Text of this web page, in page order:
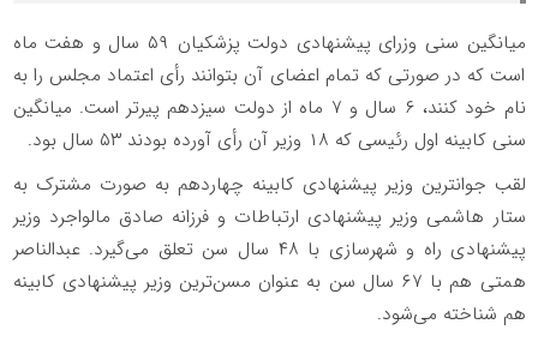
میانگین سنی وزرای پیشنهادی دولت پزشکیان ۵۹ سال و هفت ماه
است که در صورتی که تمام اعضای آن بتوانند رأی اعتماد مجلس را به
نام خود کنند، ۶ سال و ۷ ماه از دولت سیزدهم پیرتر است. میانگین
سنی کابینه اول رئیسی که ۱۸ وزیر آن رأی آورده بودند ۵۳ سال بود.
لقب جوانترین وزیر پیشنهادی کابینه چهاردهم به صورت مشترک به
ستار هاشمی وزیر پیشنهادی ارتباطات و فرزانه صادق مالواجرد وزیر
پیشنهادی راه و شهرسازی با ۴۸ سال سن تعلق می‌گیرد. عبدالناصر
همتی هم با ۶۷ سال سن به عنوان مسن‌ترین وزیر پیشنهادی کابینه
هم شناخته می‌شود.